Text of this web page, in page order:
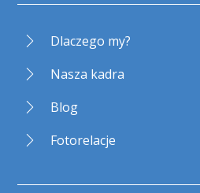
Dlaczego my?
Nasza kadra
Blog
Fotorelacje